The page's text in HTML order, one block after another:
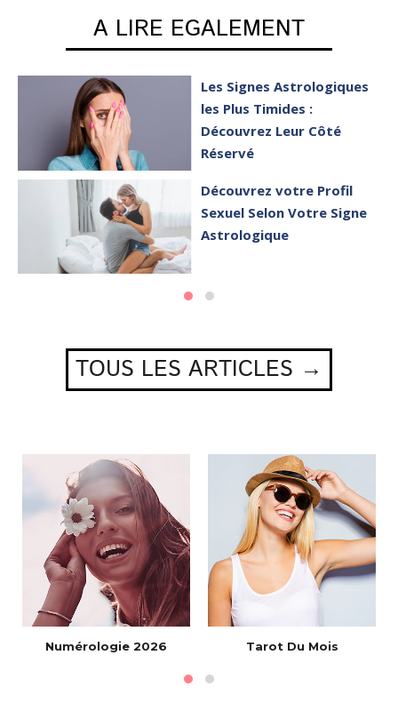
A LIRE EGALEMENT
Les Signes Astrologiques
les Plus Timides :
Découvrez Leur Côté
Réservé
Découvrez votre Profil
Sexuel Selon Votre Signe
Astrologique
TOUS LES ARTICLES →
Numérologie 2026 Tarot Du Mois